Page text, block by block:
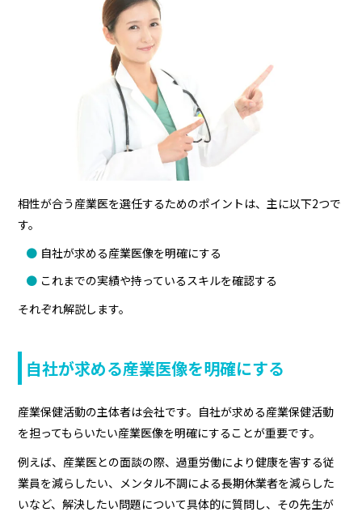
相性が合う産業医を選任するためのポイントは、主に以下2つで
す。
自社が求める産業医像を明確にする
これまでの実績や持っているスキルを確認する
それぞれ解説します。
自社が求める産業医像を明確にする
産業保健活動の主体者は会社です。自社が求める産業保健活動
を担ってもらいたい産業医像を明確にすることが重要です。
例えば、産業医との面談の際、過重労働により健康を害する従
業員を減らしたい、メンタル不調による長期休業者を減らした
いなど、解決したい問題について具体的に質問し、その先生が